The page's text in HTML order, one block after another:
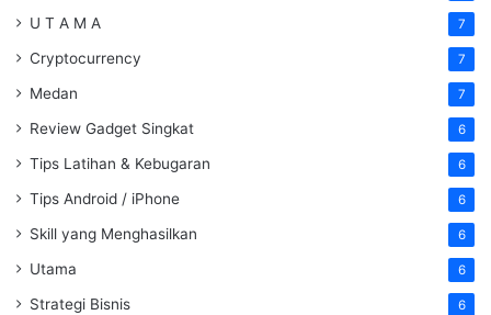
U T A M A 7
Cryptocurrency 7
Medan 7
Review Gadget Singkat 6
Tips Latihan & Kebugaran 6
Tips Android / iPhone 6
Skill yang Menghasilkan 6
Utama 6
Strategi Bisnis 6